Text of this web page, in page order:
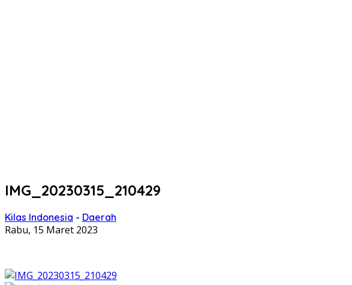
IMG_20230315_210429
Kilas Indonesia - Daerah
Rabu, 15 Maret 2023